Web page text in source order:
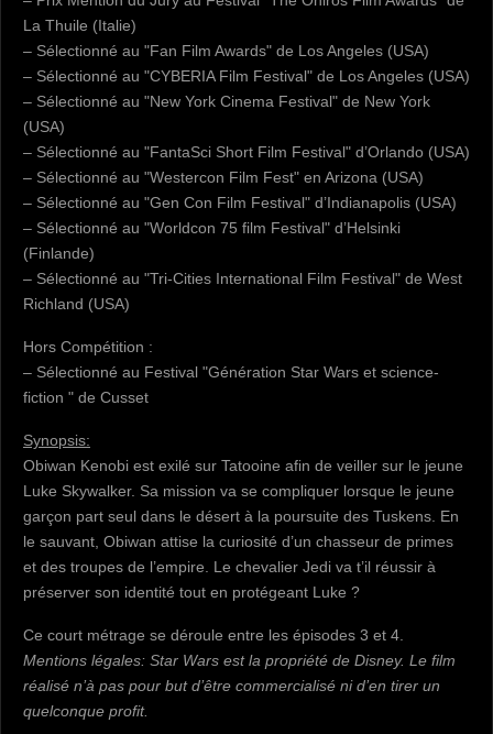
La Thuile (Italie)
– Sélectionné au "Fan Film Awards" de Los Angeles (USA)
– Sélectionné au "CYBERIA Film Festival" de Los Angeles (USA)
– Sélectionné au "New York Cinema Festival" de New York
(USA)
– Sélectionné au "FantaSci Short Film Festival" d’Orlando (USA)
– Sélectionné au "Westercon Film Fest" en Arizona (USA)
– Sélectionné au "Gen Con Film Festival" d’Indianapolis (USA)
– Sélectionné au "Worldcon 75 film Festival" d’Helsinki
(Finlande)
– Sélectionné au "Tri-Cities International Film Festival" de West
Richland (USA)
Hors Compétition :
– Sélectionné au Festival "Génération Star Wars et science-
fiction " de Cusset
Synopsis:
Obiwan Kenobi est exilé sur Tatooine afin de veiller sur le jeune
Luke Skywalker. Sa mission va se compliquer lorsque le jeune
garçon part seul dans le désert à la poursuite des Tuskens. En
le sauvant, Obiwan attise la curiosité d’un chasseur de primes
et des troupes de l’empire. Le chevalier Jedi va t’il réussir à
préserver son identité tout en protégeant Luke ?
Ce court métrage se déroule entre les épisodes 3 et 4.
Mentions légales: Star Wars est la propriété de Disney. Le film
réalisé n’à pas pour but d’être commercialisé ni d’en tirer un
quelconque profit.